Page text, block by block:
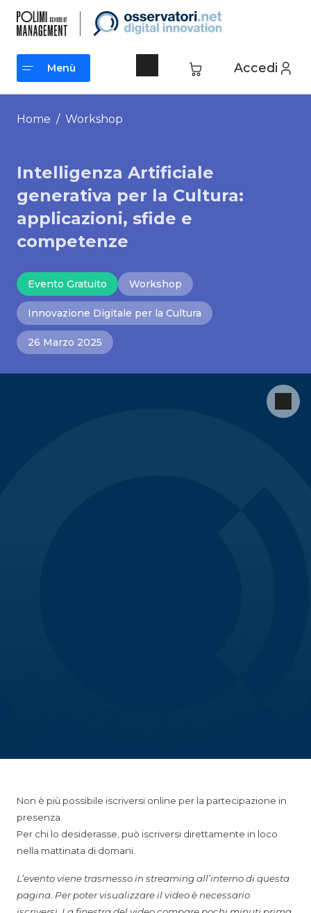
contenuto
Accedi
Menù
Menù
Home / Workshop
Intelligenza Artificiale
generativa per la Cultura:
applicazioni, sfide e
competenze
Evento Gratuito Workshop
Innovazione Digitale per la Cultura
26 Marzo 2025
Non è più possibile iscriversi online per la partecipazione in
presenza.
Per chi lo desiderasse, può iscriversi direttamente in loco
nella mattinata di domani.
L’evento viene trasmesso in streaming all’interno di questa
pagina. Per poter visualizzare il video è necessario